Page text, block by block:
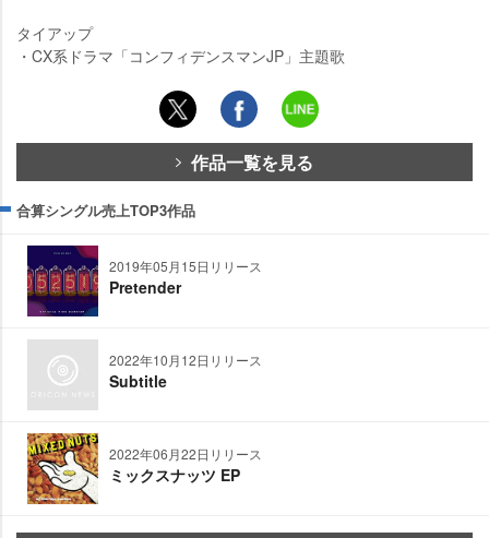
タイアップ
・CX系ドラマ「コンフィデンスマンJP」主題歌
作品一覧を見る
合算シングル売上TOP3作品
2019年05月15日リリース
Pretender
2022年10月12日リリース
Subtitle
2022年06月22日リリース
ミックスナッツ EP